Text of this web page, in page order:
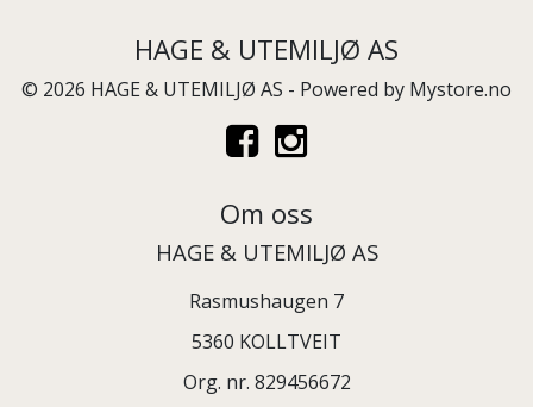
HAGE & UTEMILJØ AS
© 2026 HAGE & UTEMILJØ AS - Powered by Mystore.no
Om oss
HAGE & UTEMILJØ AS
Rasmushaugen 7
5360 KOLLTVEIT
Org. nr. 829456672